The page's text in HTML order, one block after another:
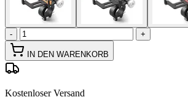
- +
IN DEN WARENKORB
Kostenloser Versand